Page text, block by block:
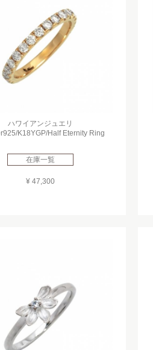
ハワイアンジュエリ
K18YGP/Half Eternity Ring
在庫一覧
¥ 47,300